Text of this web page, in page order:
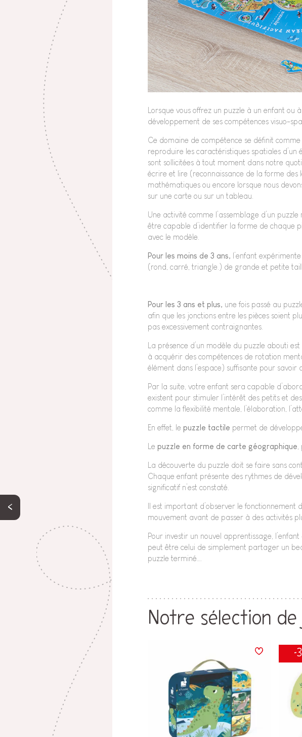
Lorsque vous offrez un puzzle à un enfant ou
développement de ses compétences visuo-
Ce domaine de compétence se définit
reproduire les caractéristiques spatiales d’un
sont sollicitées à tout moment dans notre
écrire et lire (reconnaissance de la forme des
mathématiques ou encore lorsque nous
sur une carte ou sur un tableau.
Une activité comme l’assemblage d’un
être capable d’identifier la forme de chaque
avec le modèle.
Pour les moins de 3 ans, l’enfant
(rond, carré, triangle.) de grande et petite
Pour les 3 ans et plus, une fois passé au
afin que les jonctions entre les pièces soient
pas excessivement contraignantes.
La présence d’un modèle du puzzle abouti
à acquérir des compétences de rotation
élément dans l’espace) suffisante pour
Par la suite, votre enfant sera capable
existent pour stimuler l’intérêt des petits et
comme la flexibilité mentale, l’élaboration,
En effet, le puzzle tactile permet de
Le puzzle en forme de carte géographique
La découverte du puzzle doit se faire sans
Chaque enfant présente des rythmes de
significatif n’est constaté.
Il est important d’observer le
mouvement avant de passer à des activités
Pour investir un nouvel apprentissage,
peut être celui de simplement partager un
puzzle terminé….
Notre sélection
-